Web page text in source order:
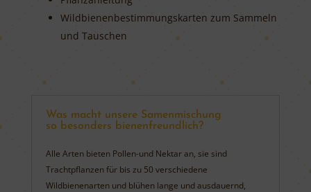
Wildbienenbestimmungskarten zum Sammeln
und Tauschen
Was macht unsere Samenmischung
so besonders bienenfreundlich?
Alle Arten bieten Pollen-und Nektar an, sie sind
Trachtpflanzen für bis zu 50 verschiedene
Wildbienenarten und blühen lange und ausdauernd,